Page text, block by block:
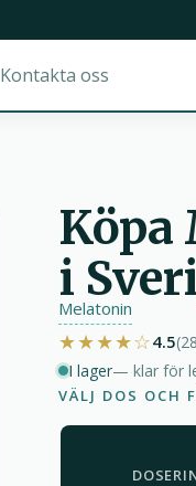
Kontakta oss
Köpa
i
Melatonin
★★★★☆4.5
I lager— klar för
VÄLJ DOS OCH